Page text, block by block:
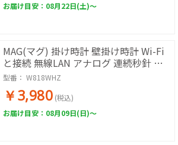
お届け目安：08月22日(土)～
MAG(マグ) 掛け時計 壁掛け時計 Wi-Fi
と接続 無線LAN アナログ 連続秒針 静
音 木目調 インテリア おしゃれ かわい
い 見やすい リビング マンション 直径
約29.2cm ホワイト W818WHZ
型番： W818WHZ
￥3,980 (税込)
お届け目安：08月09日(日)～